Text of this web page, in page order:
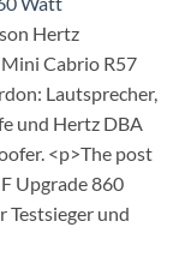
Hertz
Cabrio R57
Lautsprecher,
und Hertz DBA
<p>The post
Upgrade 860
und